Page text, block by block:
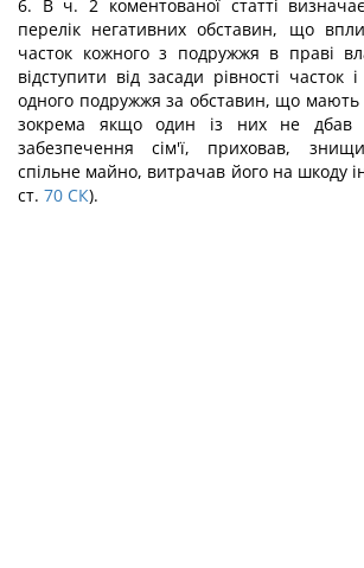
6. В ч. 2 коментованої статті
перелік негативних обставин, що
часток кожного з подружжя в праві
відступити від засади рівності часток
одного подружжя за обставин, що мають
зокрема якщо один із них не дбав
забезпечення сім'ї, приховав,
спільне майно, витрачав його на шкоду
ст. 70 СК).